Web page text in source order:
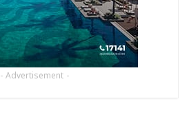
- Advertisement -